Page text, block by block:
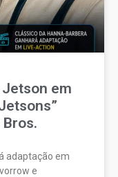
em
adaptação em
e